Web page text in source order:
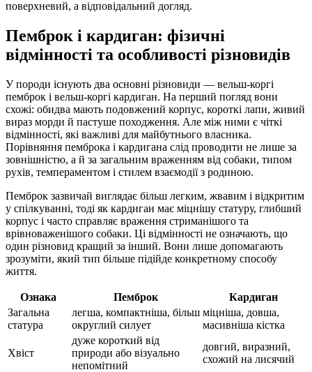
поверхневий, а відповідальний догляд.
Пемброк і кардиган: фізичні
відмінності та особливості різновидів
У породи існують два основні різновиди — вельш-коргі
пемброк і вельш-коргі кардиган. На перший погляд вони
схожі: обидва мають подовжений корпус, короткі лапи, живий
вираз морди й пастуше походження. Але між ними є чіткі
відмінності, які важливі для майбутнього власника.
Порівняння пемброка і кардигана слід проводити не лише за
зовнішністю, а й за загальним враженням від собаки, типом
рухів, темпераментом і стилем взаємодії з родиною.
Пемброк зазвичай виглядає більш легким, жвавим і відкритим
у спілкуванні, тоді як кардиган має міцнішу статуру, глибший
корпус і часто справляє враження стриманішого та
врівноваженішого собаки. Ці відмінності не означають, що
один різновид кращий за інший. Вони лише допомагають
зрозуміти, який тип більше підійде конкретному способу
життя.
Ознака Пемброк
Кардиган
Загальна
статура
легша, компактніша, більш
округлий силует
міцніша, довша,
масивніша кістка
Хвіст
дуже короткий від
природи або візуально
непомітний
довгий, виразний,
схожий на лисячий